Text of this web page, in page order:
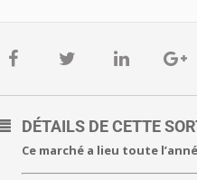
DÉTAILS DE CETTE
Ce marché a lieu toute